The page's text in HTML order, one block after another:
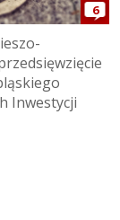
6
Inwestycji